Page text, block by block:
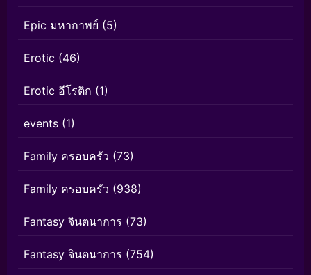
Epic มหากาพย์ (5)
Erotic (46)
Erotic อีโรติก (1)
events (1)
Family ครอบครัว (73)
Family ครอบครัว (938)
Fantasy จินตนาการ (73)
Fantasy จินตนาการ (754)